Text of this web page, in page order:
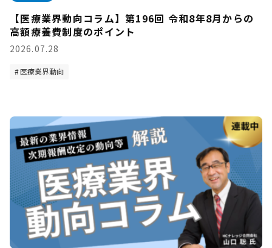
【医療業界動向コラム】第196回 令和8年8月からの
高額療養費制度のポイント
2026.07.28
医療業界動向